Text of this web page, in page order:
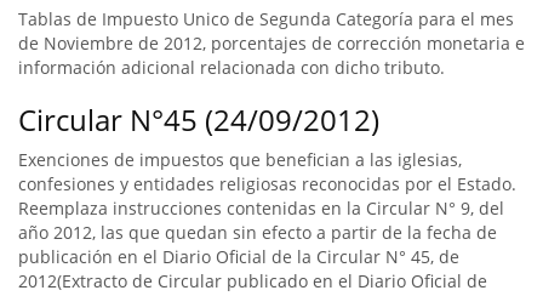
Tablas de Impuesto Unico de Segunda Categoría para el mes
de Noviembre de 2012, porcentajes de corrección monetaria e
información adicional relacionada con dicho tributo.
Circular N°45 (24/09/2012)
Exenciones de impuestos que benefician a las iglesias,
confesiones y entidades religiosas reconocidas por el Estado.
Reemplaza instrucciones contenidas en la Circular N° 9, del
año 2012, las que quedan sin efecto a partir de la fecha de
publicación en el Diario Oficial de la Circular N° 45, de
2012(Extracto de Circular publicado en el Diario Oficial de